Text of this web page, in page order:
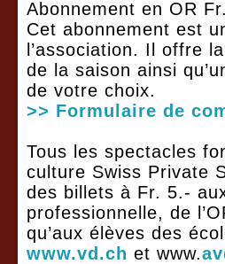
Abonnement en OR
Cet abonnement est
l’association. Il offre
de la saison ainsi
de votre choix.
>> Formulaire de
Tous les spectacles
culture Swiss Private
des billets à Fr. 5.-
professionnelle, de
qu’aux élèves des
www.vd.ch et www.